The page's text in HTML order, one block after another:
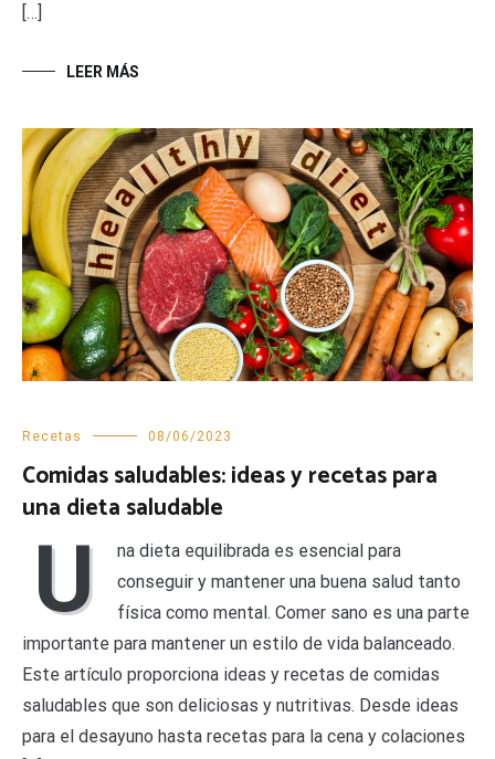
[…]
LEER MÁS
Recetas 08/06/2023
Comidas saludables: ideas y recetas para
una dieta saludable
U
na dieta equilibrada es esencial para
conseguir y mantener una buena salud tanto
física como mental. Comer sano es una parte
importante para mantener un estilo de vida balanceado.
Este artículo proporciona ideas y recetas de comidas
saludables que son deliciosas y nutritivas. Desde ideas
para el desayuno hasta recetas para la cena y colaciones